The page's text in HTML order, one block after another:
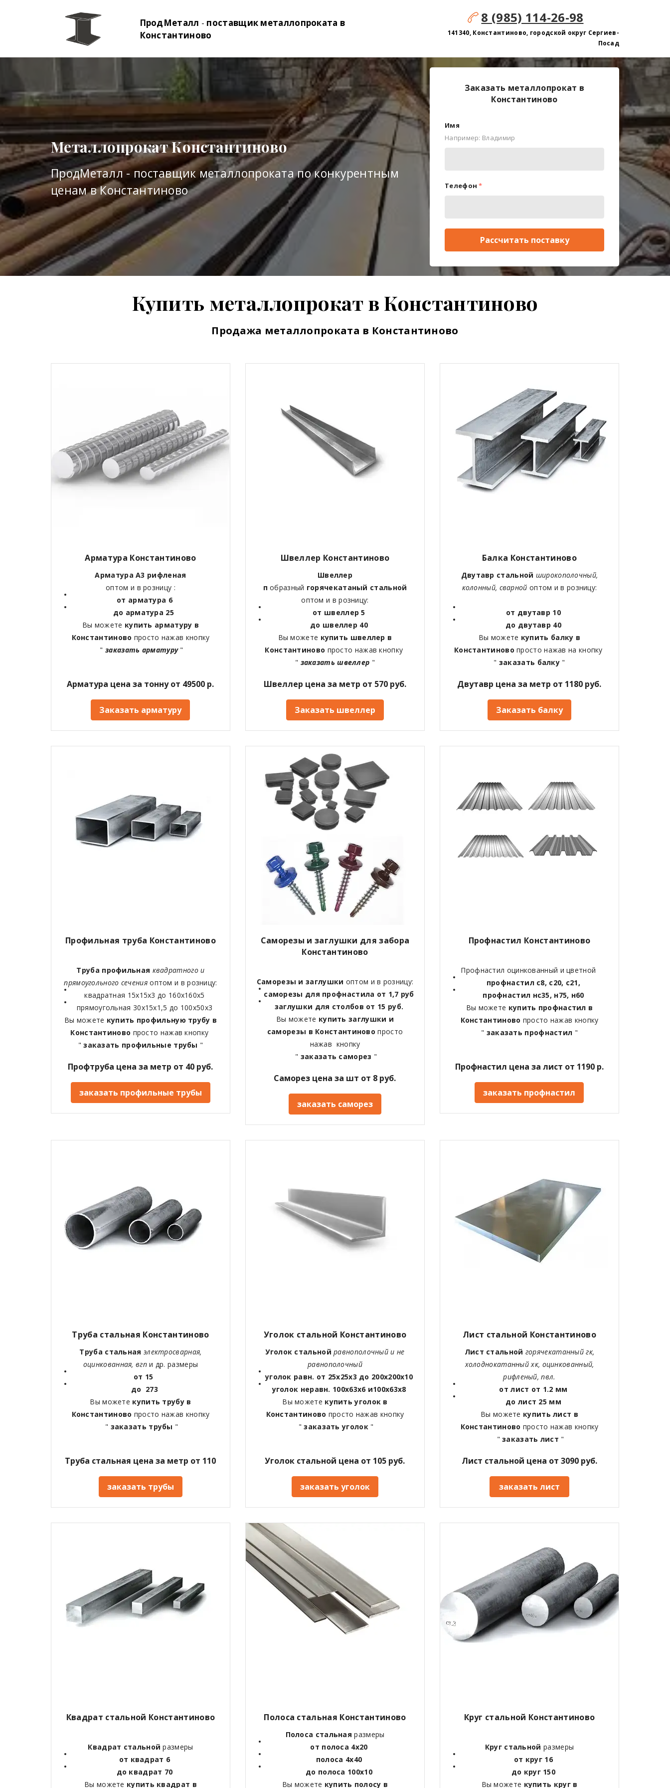
ПродМеталл - поставщик металлопроката в
Константиново
8 (985) 114-26-98
141340, Константиново, городской округ Сергиев-
Посад
Металлопрокат Константиново
ПродМеталл - поставщик металлопроката по конкурентным
ценам в Константиново
Заказать металлопрокат в
Константиново
Имя
Например: Владимир
Телефон *
Рассчитать поставку
Купить металлопрокат в Константиново
Продажа металлопроката в Константиново
Арматура Константиново
Арматура А3 рифленая
оптом и в розницу :
от арматура 6
до арматура 25
Вы можете купить арматуру в
Константиново просто нажав кнопку
"заказать арматуру"
Арматура цена за тонну от 49500 р.
Заказать арматуру
Швеллер Константиново
Швеллер
побразный горячекатаный стальной
оптом и в розницу:
от швеллер 5
до швеллер 40
Вы можете купить швеллер в
Константиново просто нажав кнопку
" заказать швеллер "
Швеллер цена за метр от 570 руб.
Заказать швеллер
Балка Константиново
Двутавр стальной широкополочный,
колонный, сварной оптом и в розницу:
от двутавр 10
до двутавр 40
Вы можете купить балку в
Константиновопросто нажав на кнопку
" заказать балку "
Двутавр цена за метр от 1180 руб.
Заказать балку
Профильная труба Константиново
Труба профильная квадратного и
прямоугольного сеченияоптом и в розницу:
квадратная 15х15х3 до 160х160х5
прямоугольная 30х15х1,5 до 100х50х3
Вы можете купить профильную трубу в
Константиново просто нажав кнопку
"заказать профильные трубы "
Профтруба цена за метр от 40 руб.
заказать профильные трубы
Саморезы и заглушки для забора
Константиново
Саморезы и заглушки оптом и в розницу:
саморезы для профнастила от 1,7 руб
заглушки для столбов от 15 руб.
Вы можете купить заглушки и
саморезы в Константиновопросто
нажав кнопку
" заказать саморез "
Саморез цена за шт от 8 руб.
заказать саморез
Профнастил Константиново
Профнастил оцинкованный и цветной
профнастил с8, с20, с21,
профнастил нс35, н75, н60
Вы можете купить профнастил в
Константиново просто нажав кнопку
" заказать профнастил "
Профнастил цена за лист от 1190 р.
заказать профнастил
Труба стальная Константиново
Труба стальная электросварная,
оцинкованная, вгпи др. размеры
от 15
до 273
Вы можете купить трубу в
Константиново просто нажав кнопку
" заказать трубы "
Труба стальная цена за метр от 110
заказать трубы
Уголок стальной Константиново
Уголок стальной равнополочный и не
равнополочный
уголок равн. от 25х25х3 до 200х200х10
уголок неравн. 100х63х6 и100х63х8
Вы можете купить уголок в
Константиново просто нажав кнопку
" заказать уголок"
Уголок стальной цена от 105 руб.
заказать уголок
Лист стальной Константиново
Лист стальной горячекатанный гк,
холоднокатанный хк, оцинкованный,
рифленый, пвл.
от лист от 1.2 мм
до лист 25 мм
Вы можете купить лист в
Константиново просто нажав кнопку
"заказать лист "
Лист стальной цена от 3090 руб.
заказать лист
Квадрат стальной Константиново
Квадрат стальной размеры
от квадрат 6
до квадрат 70
Вы можете купить квадрат в
Полоса стальная Константиново
Полоса стальная размеры
от полоса 4х20
полоса 4х40
до полоса 100х10
Вы можете купить полосу в
Круг стальной Константиново
Круг стальной размеры
от круг 16
до круг 150
Вы можете купить круг в